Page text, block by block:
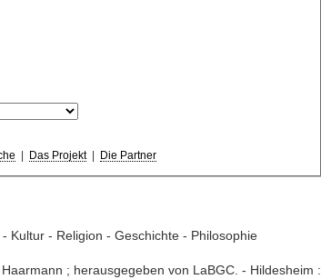
Das Projekt| Die Partner
Kultur - Religion - Geschichte - Philosophie
; herausgegeben von LaBGC. - Hildesheim :